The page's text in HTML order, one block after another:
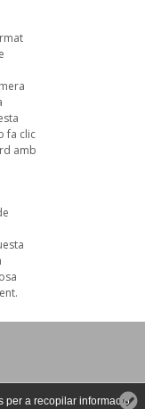
fa clic
amb
per a recopilar informació